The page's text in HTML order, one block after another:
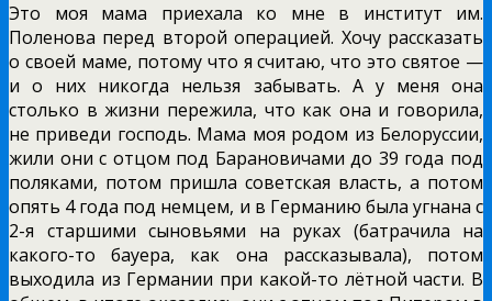
Это моя мама приехала ко мне в институт им.
Поленова перед второй операцией. Хочу рассказать
о своей маме, потому что я считаю, что это святое —
и о них никогда нельзя забывать. А у меня она
столько в жизни пережила, что как она и говорила,
не приведи господь. Мама моя родом из Белоруссии,
жили они с отцом под Барановичами до 39 года под
поляками, потом пришла советская власть, а потом
опять 4 года под немцем, и в Германию была угнана с
2-я старшими сыновьями на руках (батрачила на
какого-то бауера, как она рассказывала), потом
выходила из Германии при какой-то лётной части. В